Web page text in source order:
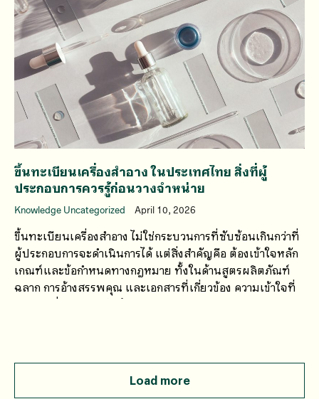
ขึ้นทะเบียนเครื่องสำอาง ในประเทศไทย สิ่งที่ผู้
ประกอบการควรรู้ก่อนวางจำหน่าย
Knowledge Uncategorized April 10, 2026
ขึ้นทะเบียนเครื่องสำอาง ไม่ใช่กระบวนการที่ซับซ้อนเกินกว่าที่
ผู้ประกอบการจะดำเนินการได้ แต่สิ่งสำคัญคือ ต้องเข้าใจหลัก
เกณฑ์และข้อกำหนดทางกฎหมาย ทั้งในด้านสูตรผลิตภัณฑ์
ฉลาก การอ้างสรรพคุณ และเอกสารที่เกี่ยวข้อง ความเข้าใจที่
คลาดเคลื่อนเพียงเล็กน้อย
Load more